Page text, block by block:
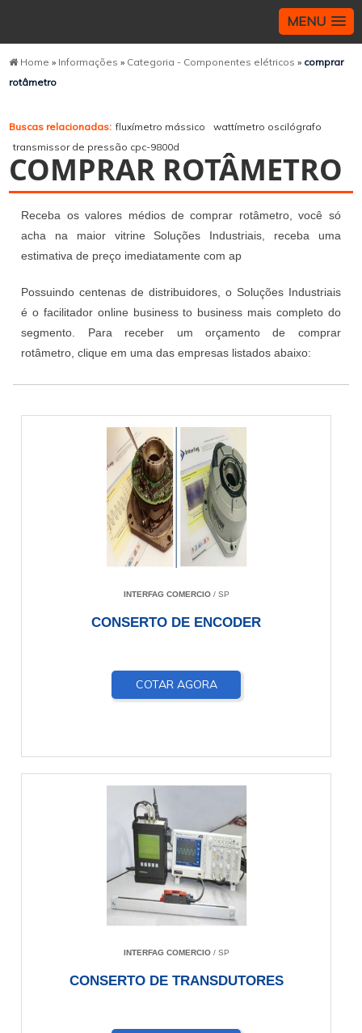
MENU
Home » Informações» Categoria - Componentes elétricos» comprar
rotâmetro
Buscas relacionadas: fluxímetro mássico
wattímetro oscilógrafo
transmissor de pressão cpc-9800d
COMPRAR ROTÂMETRO
Receba os valores médios de comprar rotâmetro, você só
acha na maior vitrine Soluções Industriais, receba uma
estimativa de preço imediatamente com ap
Possuindo centenas de distribuidores, o Soluções Industriais
é o facilitador online business to business mais completo do
segmento. Para receber um orçamento de comprar
rotâmetro, clique em uma das empresas listados abaixo:
INTERFAG COMERCIO/ SP
CONSERTO DE ENCODER
COTAR AGORA
INTERFAG COMERCIO/ SP
CONSERTO DE TRANSDUTORES